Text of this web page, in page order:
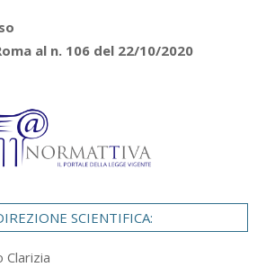
al n. 106 del 22/10/2020
SCIENTIFICA:
Clarizia